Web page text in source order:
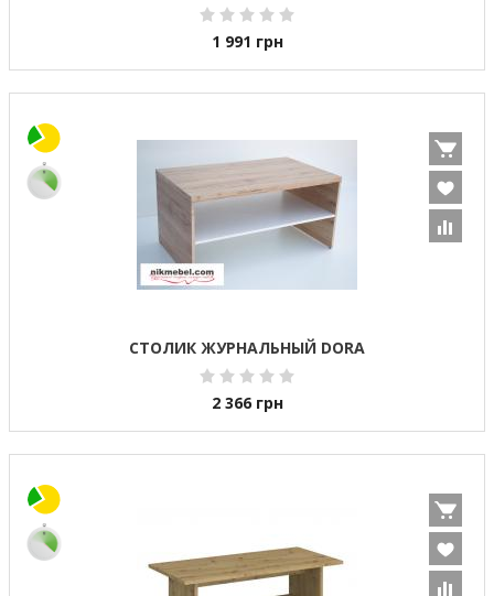
1 991 грн
СТОЛИК ЖУРНАЛЬНЫЙ DORA
2 366 грн